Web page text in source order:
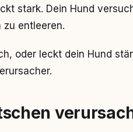
stark. Dein Hund
zu entleeren.
oder leckt dein Hund